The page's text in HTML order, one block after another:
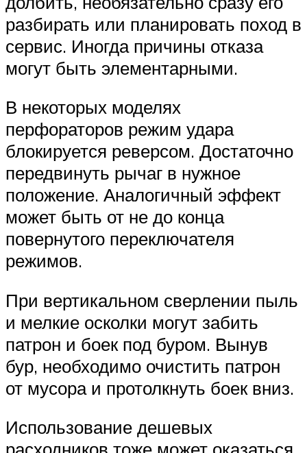
разбирать или планировать поход в
сервис. Иногда причины отказа
могут быть элементарными.
В некоторых моделях
перфораторов режим удара
блокируется реверсом. Достаточно
передвинуть рычаг в нужное
положение. Аналогичный эффект
может быть от не до конца
повернутого переключателя
режимов.
При вертикальном сверлении пыль
и мелкие осколки могут забить
патрон и боек под буром. Вынув
бур, необходимо очистить патрон
от мусора и протолкнуть боек вниз.
Использование дешевых